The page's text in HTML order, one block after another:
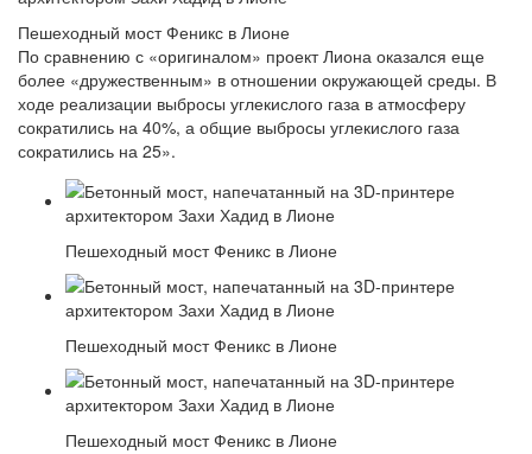
Пешеходный мост Феникс в Лионе
По сравнению с «оригиналом» проект Лиона оказался еще
более «дружественным» в отношении окружающей среды. В
ходе реализации выбросы углекислого газа в атмосферу
сократились на 40%, а общие выбросы углекислого газа
сократились на 25».
Пешеходный мост Феникс в Лионе
Пешеходный мост Феникс в Лионе
Пешеходный мост Феникс в Лионе